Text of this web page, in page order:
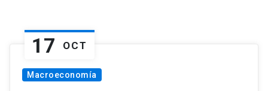
17 OCT
Macroeconomía